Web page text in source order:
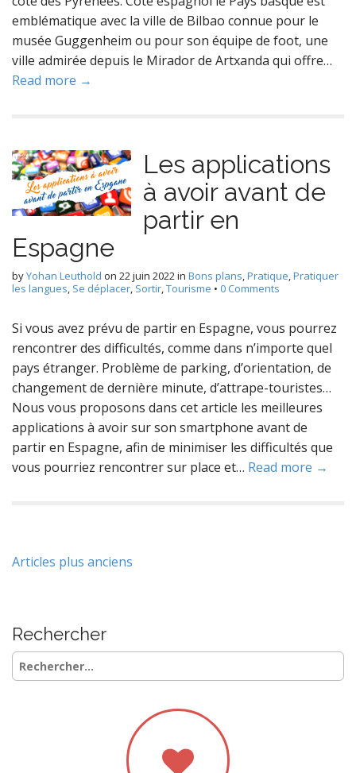
emblématique avec la ville de Bilbao connue pour le
musée Guggenheim ou pour son équipe de foot, une
ville admirée depuis le Mirador de Artxanda qui offre…
Read more →
Les applications
à avoir avant de
partir en
Espagne
byYohan Leuthold on 22 juin 2022in Bons plans,Pratique,Pratiquer
les langues, Se déplacer, Sortir,Tourisme • 0 Comments
Si vous avez prévu de partir en Espagne, vous pourrez
rencontrer des difficultés, comme dans n’importe quel
pays étranger. Problème de parking, d’orientation, de
changement de dernière minute, d’attrape-touristes…
Nous vous proposons dans cet article les meilleures
applications à avoir sur son smartphone avant de
partir en Espagne, afin de minimiser les difficultés que
vous pourriez rencontrer sur place et… Read more →
Navigation
Articles plus anciens
Rechercher
Rechercher :